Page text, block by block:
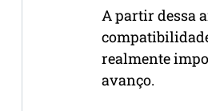
A partir dessa
realmente
avanço.